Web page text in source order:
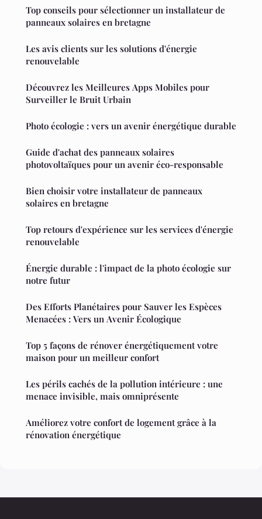
Top conseils pour sélectionner un installateur de
panneaux solaires en bretagne
Les avis clients sur les solutions d'énergie
renouvelable
Découvrez les Meilleures Apps Mobiles pour
Surveiller le Bruit Urbain
Photo écologie : vers un avenir énergétique durable
Guide d'achat des panneaux solaires
photovoltaïques pour un avenir éco-responsable
Bien choisir votre installateur de panneaux
solaires en bretagne
Top retours d'expérience sur les services d'énergie
renouvelable
Énergie durable : l'impact de la photo écologie sur
notre futur
Des Efforts Planétaires pour Sauver les Espèces
Menacées : Vers un Avenir Écologique
Top 5 façons de rénover énergétiquement votre
maison pour un meilleur confort
Les périls cachés de la pollution intérieure : une
menace invisible, mais omniprésente
Améliorez votre confort de logement grâce à la
rénovation énergétique